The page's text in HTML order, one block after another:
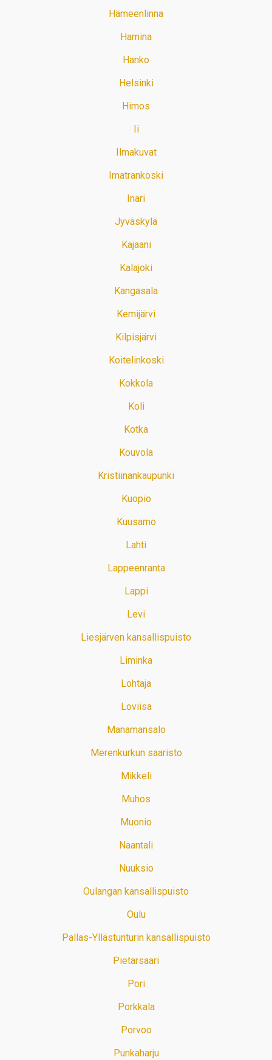
Hämeenlinna
Hamina
Hanko
Helsinki
Himos
Ii
Ilmakuvat
Imatrankoski
Inari
Jyväskylä
Kajaani
Kalajoki
Kangasala
Kemijärvi
Kilpisjärvi
Koitelinkoski
Kokkola
Koli
Kotka
Kouvola
Kristiinankaupunki
Kuopio
Kuusamo
Lahti
Lappeenranta
Lappi
Levi
Liesjärven kansallispuisto
Liminka
Lohtaja
Loviisa
Manamansalo
Merenkurkun saaristo
Mikkeli
Muhos
Muonio
Naantali
Nuuksio
Oulangan kansallispuisto
Oulu
Pallas-Yllästunturin kansallispuisto
Pietarsaari
Pori
Porkkala
Porvoo
Punkaharju